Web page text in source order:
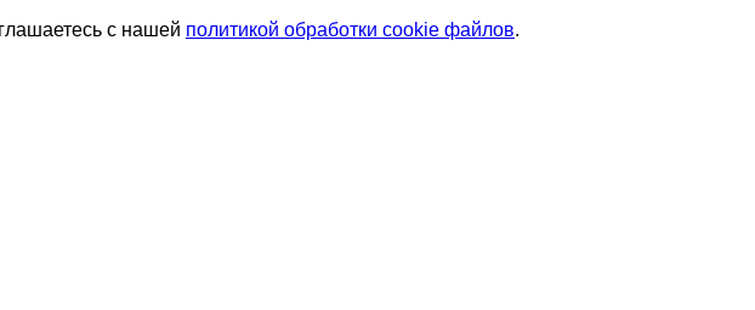
с нашей политикой обработки cookie файлов.